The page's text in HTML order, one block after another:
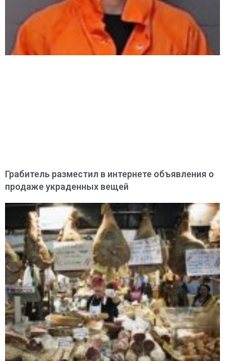
Грабитель разместил в интернете объявления о
продаже украденных вещей